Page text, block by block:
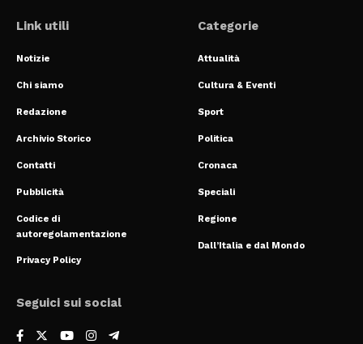
Link utili
Notizie
Chi siamo
Redazione
Archivio Storico
Contatti
Pubblicità
Codice di
autoregolamentazione
Privacy Policy
Categorie
Attualità
Cultura & Eventi
Sport
Politica
Cronaca
Speciali
Regione
Dall’Italia e dal Mondo
Seguici sui social